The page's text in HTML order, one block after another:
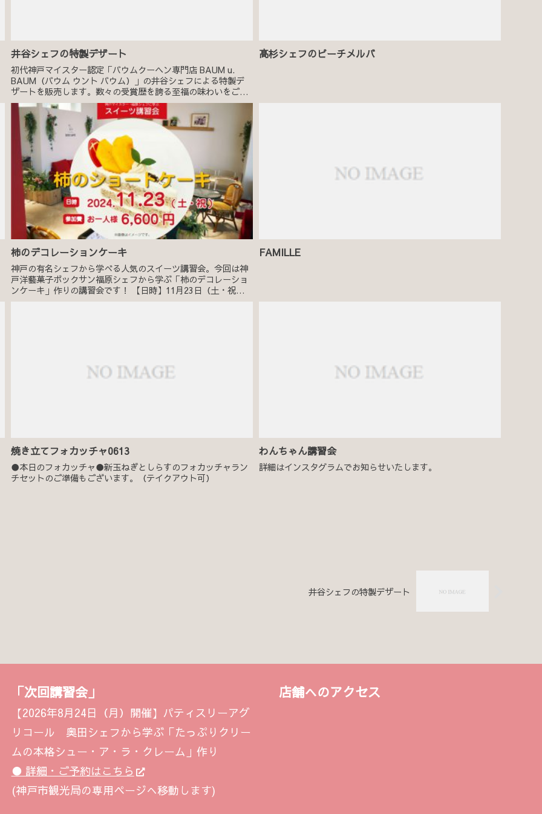
井谷シェフの特製デザート
初代神戸マイスター認定「バウムクーヘン専門店 BAUM u.
BAUM（バウム ウント バウム）」の井谷シェフによる特製デ
ザートを販売します。数々の受賞歴を誇る至福の味わいをご堪
能ください。
髙杉シェフのピーチメルバ
柿のデコレーションケーキ
神戸の有名シェフから学べる人気のスイーツ講習会。今回は神
戸洋藝菓子ボックサン福原シェフから学ぶ「柿のデコレーショ
ンケーキ」作りの講習会です！ 【日時】11月23日（土・祝）
10：30 ～12：30 【講師】神戸洋藝菓子ボックサン福原敏敏シ
FAMILLE
焼き立てフォカッチャ0613
●本日のフォカッチャ●新玉ねぎとしらすのフォカッチャラン
チセットのご準備もございます。（テイクアウト可）
わんちゃん講習会
詳細はインスタグラムでお知らせいたします。
井谷シェフの特製デザート
「次回講習会」
【2026年8月24日（月）開催】パティスリーアグ
リコール 奥田シェフから学ぶ「たっぷりクリー
ムの本格シュー・ア・ラ・クレーム」作り
● 詳細・ご予約はこちら
(神戸市観光局の専用ページへ移動します)
店舗へのアクセス